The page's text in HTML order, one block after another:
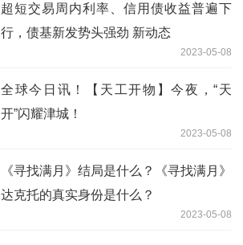
超短交易周内利率、信用债收益普遍下
行，债基新发势头强劲 新动态
2023-05-08
全球今日讯！【天工开物】今夜，“天
开”闪耀津城！
2023-05-08
《寻找满月》结局是什么？《寻找满月》
达克托的真实身份是什么？
2023-05-08